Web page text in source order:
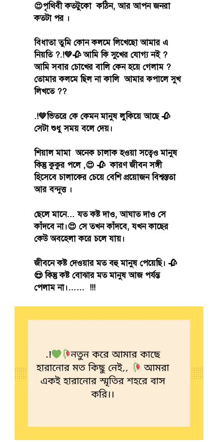
😍পৃথিবী কতটুকো কঠিন, আর আপন জনরা
কতটা পর ।
বিধাতা তুমি কোন কলমে লিখেছো আমার এ
নিয়তি ?.!💚🥀 আমি কি সুখের যোগ্য নই ?
আমি সবার চোখের বালি কেন হয়ে গেলাম ?
তোমার কলমে ছিল না কালি আমার কপালে সুখ
লিখতে ??
.!💚ভিতরে কে কেমন মানুষ লুকিয়ে আছে 🥀
সেটা শুধু সময় বলে দেয়।
শিয়াল মামা অনেক চালাক হওয়া সত্বেও মানুষ
কিন্তু কুকুর পলে ,😍 🥀 কারণ জীবন সঙ্গী
হিসেবে চালাকের চেয়ে বেশি প্রয়োজন বিশ্বস্ততা
আর বন্দুত্ত ।
ছেলে মানে… যত কষ্ট দাও, আঘাত দাও সে
কাঁদবে না।😍 সে তখন কাঁদবে, যখন কাছের
কেউ অবহেলা করে চলে যায়।
জীবনে কষ্ট দেওয়ার মত বহু মানুষ পেয়েছি। 🥀
😍 কিন্তু কষ্ট বোঝার মত মানুষ আজ পর্যন্ত
পেলাম না।…… !!!